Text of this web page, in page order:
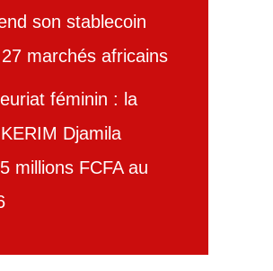
son stablecoin
marchés africains
féminin : la
Djamila
millions FCFA au